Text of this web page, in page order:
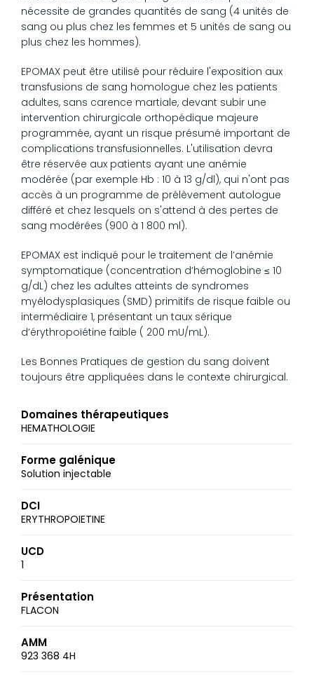
nécessite de grandes quantités de sang (4 unités de
sang ou plus chez les femmes et 5 unités de sang ou
plus chez les hommes).
EPOMAX peut être utilisé pour réduire l'exposition aux
transfusions de sang homologue chez les patients
adultes, sans carence martiale, devant subir une
intervention chirurgicale orthopédique majeure
programmée, ayant un risque présumé important de
complications transfusionnelles. L'utilisation devra
être réservée aux patients ayant une anémie
modérée (par exemple Hb : 10 à 13 g/dl), qui n'ont pas
accès à un programme de prélèvement autologue
différé et chez lesquels on s'attend à des pertes de
sang modérées (900 à 1 800 ml).
EPOMAX est indiqué pour le traitement de l’anémie
symptomatique (concentration d’hémoglobine ≤ 10
g/dL) chez les adultes atteints de syndromes
myélodysplasiques (SMD) primitifs de risque faible ou
intermédiaire 1, présentant un taux sérique
d’érythropoïétine faible ( 200 mU/mL).
Les Bonnes Pratiques de gestion du sang doivent
toujours être appliquées dans le contexte chirurgical.
Domaines thérapeutiques
HEMATHOLOGIE
Forme galénique
Solution injectable
DCI
ERYTHROPOIETINE
UCD
1
Présentation
FLACON
AMM
923 368 4H